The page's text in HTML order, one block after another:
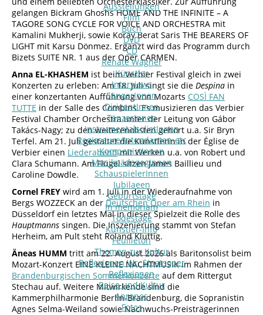
Ausstellungen
Film
Buch
DVD
CD
Renate Wagner
Künstler
Interviews
SängerInnen
DirigentInnen
TänzerInnen
InstrumentalsolistInnen
Regisseure/Intendanten-etc
KomponistInnen
MusikpädagogInnen
SchauspielerInnen
Jubilaeen
Geburtstage
In memoriam
Todestage
Künstler-Info
Feuilleton
Themen zur Kultur
Reflexionen Wr. Staatsoper
Reflexionen
Reise und Kultur
Apropos
Fotos
gelangen Bickram Ghoshs HOME AND THE INFINITE – A
TAGORE SONG CYCLE FOR VOICE AND ORCHESTRA mit
Kamalini Mukherji, sowie Koray Berat Saris THE BEARERS OF
LIGHT mit Karsu Dönmez. Ergänzt wird das Programm durch
Bizets SUITE NR. 1 aus der Oper CARMEN.
Anna EL-KHASHEM ist beim Verbier Festival gleich in zwei
Konzerten zu erleben: Am 18. Juli singt sie die Despina in
einer konzertanten Aufführung von Mozarts COSÌ FAN
TUTTE in der Salle des Combins. Es musizieren das Verbier
Festival Chamber Orchestra unter der Leitung von Gábor
Takács-Nagy; zu den weiterenolisten gehört u.a. Sir Bryn
Terfel. Am 21. Juli gestaltet die Künstlerin in der Église de
Verbier einen Liederabendmit Werken u.a. von Robert und
Clara Schumann. Am Flügel sitzen James Baillieu und
Caroline Dowdle.
Cornel FREY wird am 1. Juli in der Wiederaufnahme von
Bergs WOZZECK an der Deutschen Oper am Rhein in
Düsseldorf ein letztes Mal in dieser Spielzeit die Rolle des
Hauptmanns singen. Die Inszenierung stammt von Stefan
Herheim, am Pult steht Roland Kluttig.
Äneas HUMM tritt am 22. August 2026 als Baritonsolist beim
Mozart-Konzert EINE KLEINE NACHTMUSIK im Rahmen der
Brandenburgischen Sommerkonzerte auf dem Rittergut
Stechau auf. Weitere Mitwirkende sind die
Kammerphilharmonie Berlin-Brandenburg, die Sopranistin
Agnes Selma-Weiland sowie Nachwuchs-Preisträgerinnen